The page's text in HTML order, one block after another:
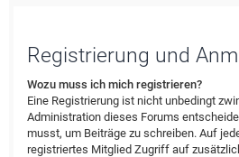
Registrierung und
Wozu muss ich mich registrieren?
Eine Registrierung ist nicht unbedingt
Administration dieses Forums
musst, um Beiträge zu schreiben. Auf
registriertes Mitglied Zugriff auf